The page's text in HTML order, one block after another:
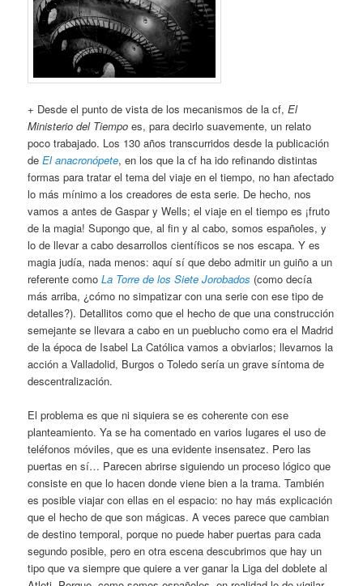
+ Desde el punto de vista de los mecanismos de la cf,El
Ministerio del Tiempo es, para decirlo suavemente, un relato
poco trabajado. Los 130 años transcurridos desde la publicación
deEl anacronópete, en los que la cf ha ido refinando distintas
formas para tratar el tema del viaje en el tiempo, no han afectado
lo más mínimo a los creadores de esta serie. De hecho, nos
vamos a antes de Gaspar y Wells; el viaje en el tiempo es ¡fruto
de la magia! Supongo que, al fin y al cabo, somos españoles, y
lo de llevar a cabo desarrollos científicos se nos escapa. Y es
magia judía, nada menos: aquí sí que debo admitir un guiño a un
referente comoLa Torre de los Siete Jorobados (como decía
más arriba, ¿cómo no simpatizar con una serie con ese tipo de
detalles?). Detallitos como que el hecho de que una construcción
semejante se llevara a cabo en un pueblucho como era el Madrid
de la época de Isabel La Católica vamos a obviarlos; llevarnos la
acción a Valladolid, Burgos o Toledo sería un grave síntoma de
descentralización.
El problema es que ni siquiera se es coherente con ese
planteamiento. Ya se ha comentado en varios lugares el uso de
teléfonos móviles, que es una evidente insensatez. Pero las
puertas en sí… Parecen abrirse siguiendo un proceso lógico que
consiste en que lo hacen donde viene bien a la trama. También
es posible viajar con ellas en el espacio: no hay más explicación
que el hecho de que son mágicas. A veces parece que cambian
de destino temporal, porque no puede haber puertas para cada
segundo posible, pero en otra escena descubrimos que hay un
tipo que va siempre que quiere a ver ganar la Liga del doblete al